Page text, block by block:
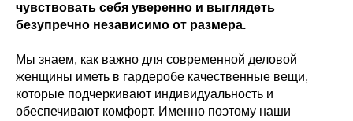
чувствовать себя уверенно и выглядеть
безупречно независимо от размера.
Мы знаем, как важно для современной деловой
женщины иметь в гардеробе качественные вещи,
которые подчеркивают индивидуальность и
обеспечивают комфорт. Именно поэтому наши